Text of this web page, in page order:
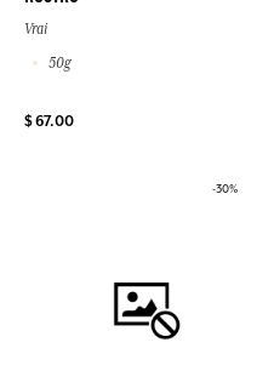
Vrai
50g
$ 67.00
-30%